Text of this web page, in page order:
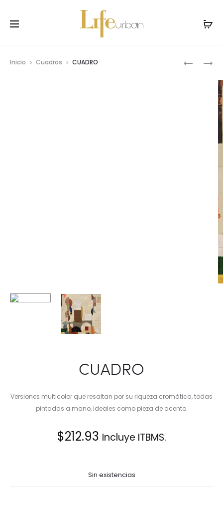
CUADRO
CUADRO
Inicio Cuadros CUADRO
CUADRO
Versiones multicolor que resaltan por su riqueza cromática, todas
pintadas a mano, ideales como pieza de acento.
$212.93 Incluye ITBMS.
Sin existencias